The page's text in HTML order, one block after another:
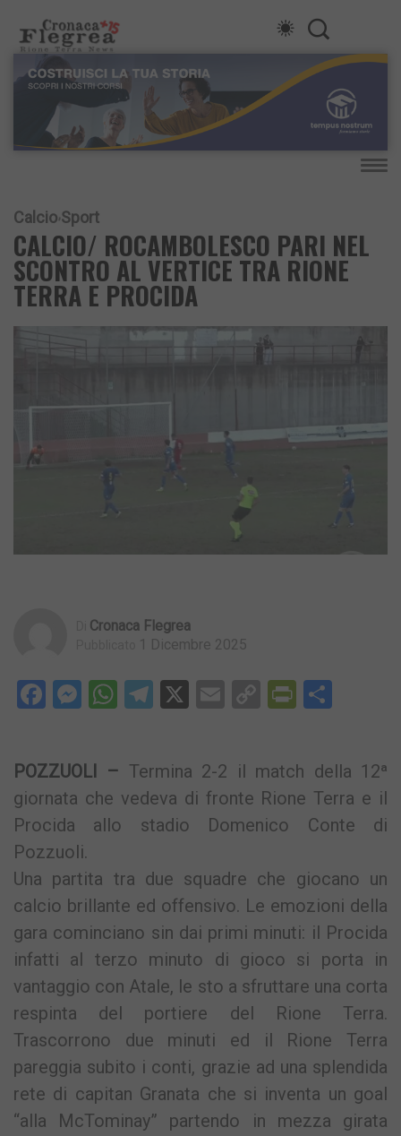
Calcio Sport
CALCIO/ ROCAMBOLESCO PARI NEL
SCONTRO AL VERTICE TRA RIONE
TERRA E PROCIDA
Cronaca Flegrea
1 Dicembre 2025
Facebook
Messenger
WhatsApp
Telegram
X EmailCopy
POZZUOLI – Termina 2-2 il match della 12ª
giornata che vedeva di fronte Rione Terra e il
Procida allo stadio Domenico Conte di
Pozzuoli.
Una partita tra due squadre che giocano un
calcio brillante ed offensivo. Le emozioni della
gara cominciano sin dai primi minuti: il Procida
infatti al terzo minuto di gioco si porta in
vantaggio con Atale, le sto a sfruttare una corta
respinta del portiere del Rione Terra.
Trascorrono due minuti ed il Rione Terra
pareggia subito i conti, grazie ad una splendida
rete di capitan Granata che si inventa un goal
“alla McTominay” partendo in mezza girata